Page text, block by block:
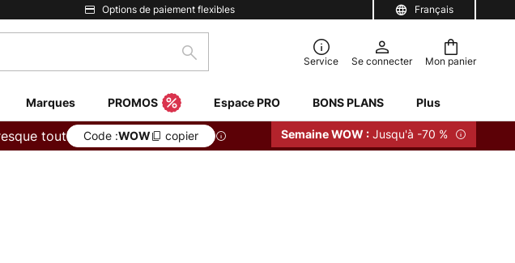
Français
Options de paiement flexibles
Mon panier
Rechercher Service Se connecter
Marques PROMOS Espace PRO BONS PLANS Plus
tout Code :WOW copier Semaine WOW : Jusqu'à -70 %